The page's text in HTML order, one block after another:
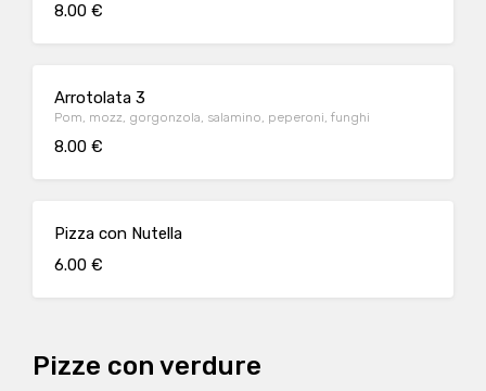
8.00 €
Arrotolata 3
Pom, mozz, gorgonzola, salamino, peperoni, funghi
8.00 €
Pizza con Nutella
6.00 €
Pizze con verdure